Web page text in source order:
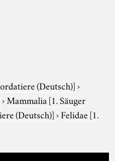
(Deutsch)]›
›Mammalia [1. Säuger
(Deutsch)]›Felidae [1.